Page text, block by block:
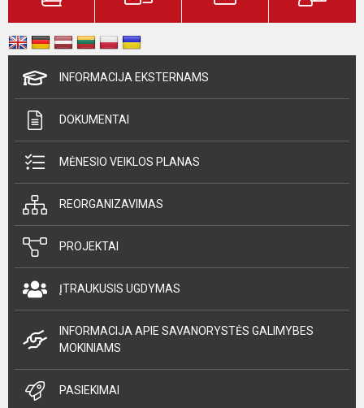
INFORMACIJA EKSTERNAMS
DOKUMENTAI
MĖNESIO VEIKLOS PLANAS
REORGANIZAVIMAS
PROJEKTAI
ĮTRAUKUSIS UGDYMAS
INFORMACIJA APIE SAVANORYSTĖS GALIMYBES
MOKINIAMS
PASIEKIMAI